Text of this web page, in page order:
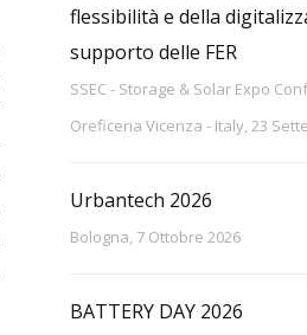
flessibilità e della
supporto delle FER
SSEC - Storage & Solar Expo
Oreficeria Vicenza - Italy, 23
Urbantech 2026
Bologna, 7 Ottobre 2026
BATTERY DAY 2026